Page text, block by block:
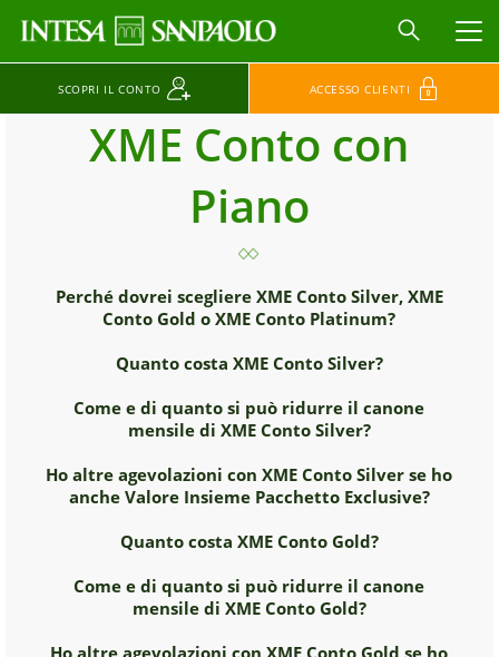
SCOPRI IL CONTO ACCESSO CLIENTI
XME Conto con
Piano
Perché dovrei scegliere XME Conto Silver, XME
Conto Gold o XME Conto Platinum?
Quanto costa XME Conto Silver?
Come e di quanto si può ridurre il canone
mensile di XME Conto Silver?
Ho altre agevolazioni con XME Conto Silver se ho
anche Valore Insieme Pacchetto Exclusive?
Quanto costa XME Conto Gold?
Come e di quanto si può ridurre il canone
mensile di XME Conto Gold?
Ho altre agevolazioni con XME Conto Gold se ho